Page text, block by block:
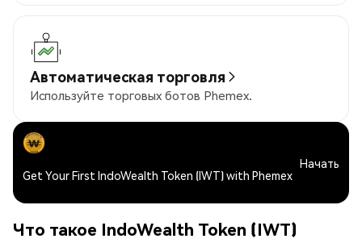
Автоматическая торговля
Используйте торговых ботов Phemex.
Get Your First IndoWealth Token (IWT) with Phemex
Начать
Что такое IndoWealth Token (IWT)